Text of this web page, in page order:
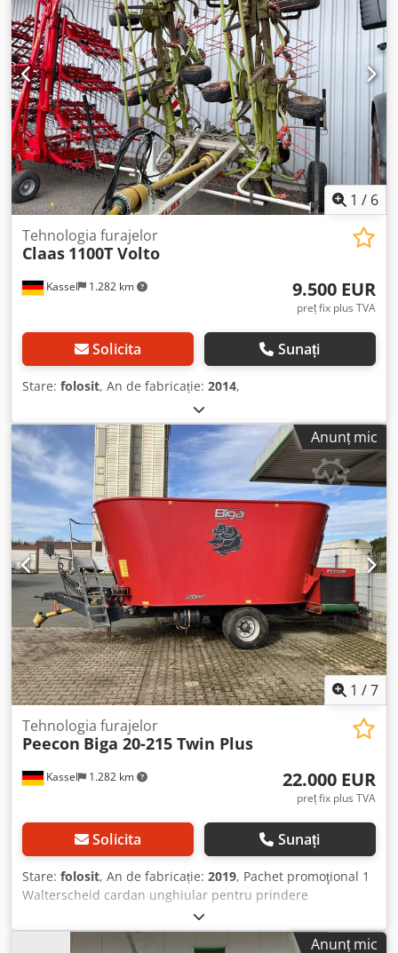
1 / 6
Kassel 1.282 km
Tehnologia furajelor
Claas 1100T Volto
9.500 EUR
preț fix plus TVA
Solicita Sunați
Stare: folosit, An de fabricație: 2014,
Anunț mic
1 /7
Kassel 1.282 km
Tehnologia furajelor
Peecon Biga 20-215 Twin Plus
22.000 EUR
preț fix plus TVA
Solicita Sunați
Stare: folosit, An de fabricație: 2019, Pachet promoţional 1
Walterscheid cardan unghiular pentru prindere
superioară / comandă electrohidraulică inel interior al
rezervorului (inel de paie) reductor / 1000 rpm cu comandă
Anunț mic